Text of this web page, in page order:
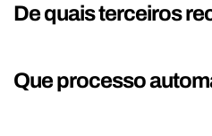
De quais terceiros
Que processo